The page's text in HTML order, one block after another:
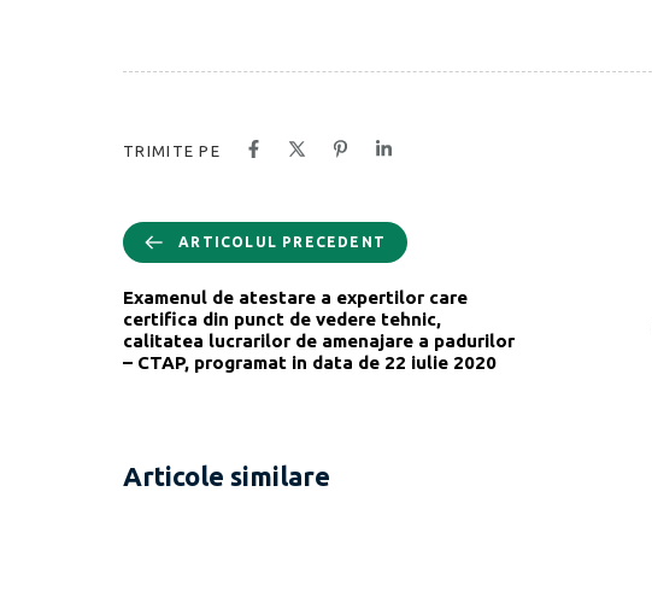
TRIMITE PE
ARTICOLUL PRECEDENT
Examenul de atestare a expertilor care
certifica din punct de vedere tehnic,
calitatea lucrarilor de amenajare a padurilor
– CTAP, programat in data de 22 iulie 2020
Articole similare